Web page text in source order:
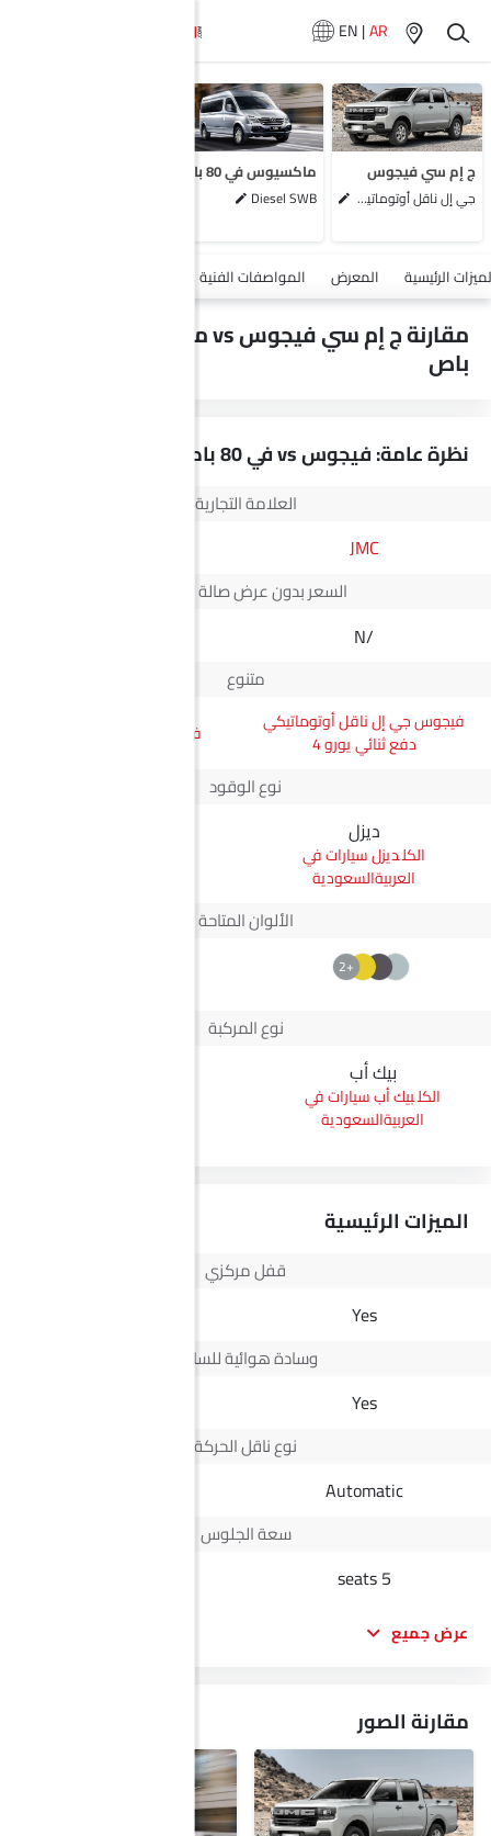
EN|AR
ج إم سي فيجوس
جي إل ناقل أوتوماتيكي دفع ثنائي يورو 4
ماكسيوس في 80 باص
Diesel SWB
الرئيسية المعرض المواصفات الفنية
باص
نظرة عامة: فيجوس vs في 80 باص
العلامة التجارية
JMC
السعر بدون عرض صالة العرض*
N/A
متنوع
فيجوس جي إل ناقل أوتوماتيكي
دفع ثنائي يورو 4
في 80 باص Diesel SWB
نوع الوقود
ديزل
ديزل سيارات في
العربيةالسعودية
الألوان المتاحة
+2
نوع المركبة
بيك أب
بيك أب سيارات في
العربيةالسعودية
الميزات الرئيسية
قفل مركزي
Yes
وسادة هوائية للسائق
Yes
نوع ناقل الحركة
Automatic
سعة الجلوس
5 seats
عرض جميع
مقارنة الصور